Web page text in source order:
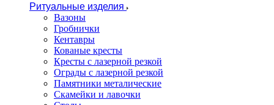
Ритуальные изделия
Вазоны
Гробнички
Кентавры
Кованые кресты
Кресты с лазерной резкой
Ограды с лазерной резкой
Памятники металические
Скамейки и лавочки